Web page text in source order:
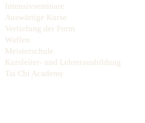
Intensivseminare
Auswärtige Kurse
Vertiefung der Form
Waffen
Meisterschule
Kursleiter- und Lehrerausbildung
Tai Chi Academy